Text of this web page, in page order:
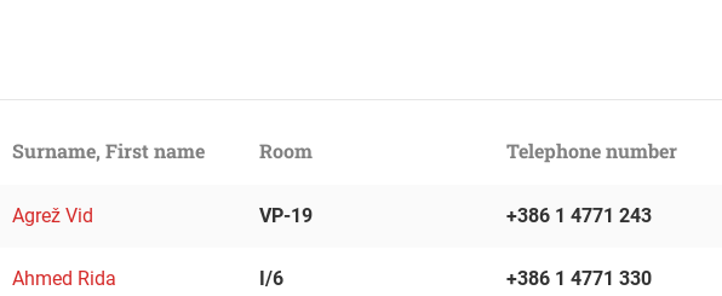
Surname, First name Room Telephone number
Agrež Vid VP-19 +386 1 4771 243
Ahmed Rida I/6 +386 1 4771 330